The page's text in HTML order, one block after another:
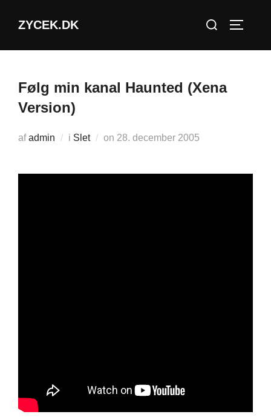
ZYCEK.DK
Søg
Følg min kanal Haunted (Xena
Version)
afadmin i Slet on Udgivet
28. december 2005